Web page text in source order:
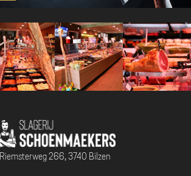
Riemsterweg 266, 3740 Bilzen